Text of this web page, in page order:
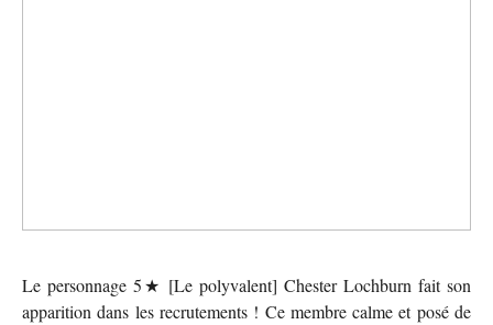
Le personnage 5★ [Le polyvalent] Chester Lochburn fait son
apparition dans les recrutements ! Ce membre calme et posé de